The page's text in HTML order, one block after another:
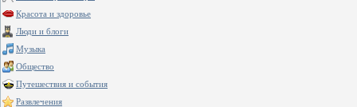
Красота и здоровье
Люди и блоги
Музыка
Общество
Путешествия и события
Развлечения